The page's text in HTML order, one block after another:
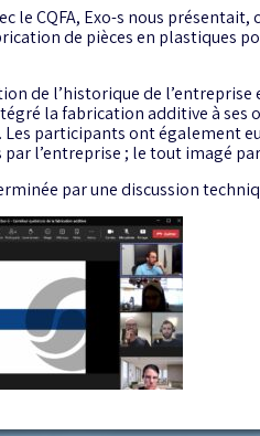
le CQFA, Exo-s nous
de pièces en plastiques
de l’historique de
la fabrication additive à
participants ont également
l’entreprise ; le tout imagé
par une discussion